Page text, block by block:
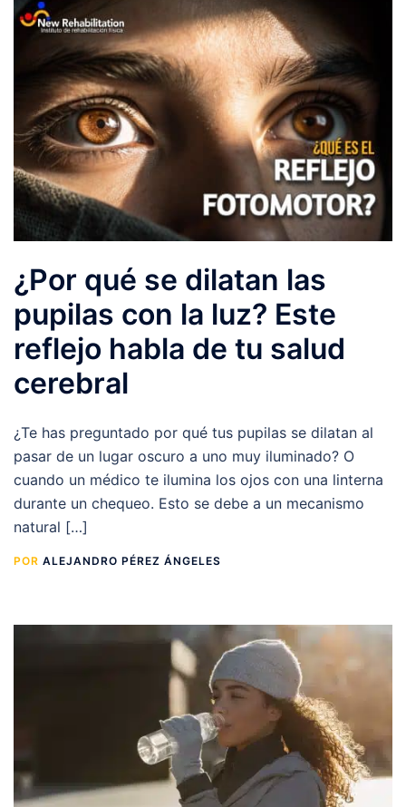
¿Por qué se dilatan las
pupilas con la luz? Este
reflejo habla de tu salud
cerebral
¿Te has preguntado por qué tus pupilas se dilatan al
pasar de un lugar oscuro a uno muy iluminado? O
cuando un médico te ilumina los ojos con una linterna
durante un chequeo. Esto se debe a un mecanismo
natural […]
POR ALEJANDRO PÉREZ ÁNGELES